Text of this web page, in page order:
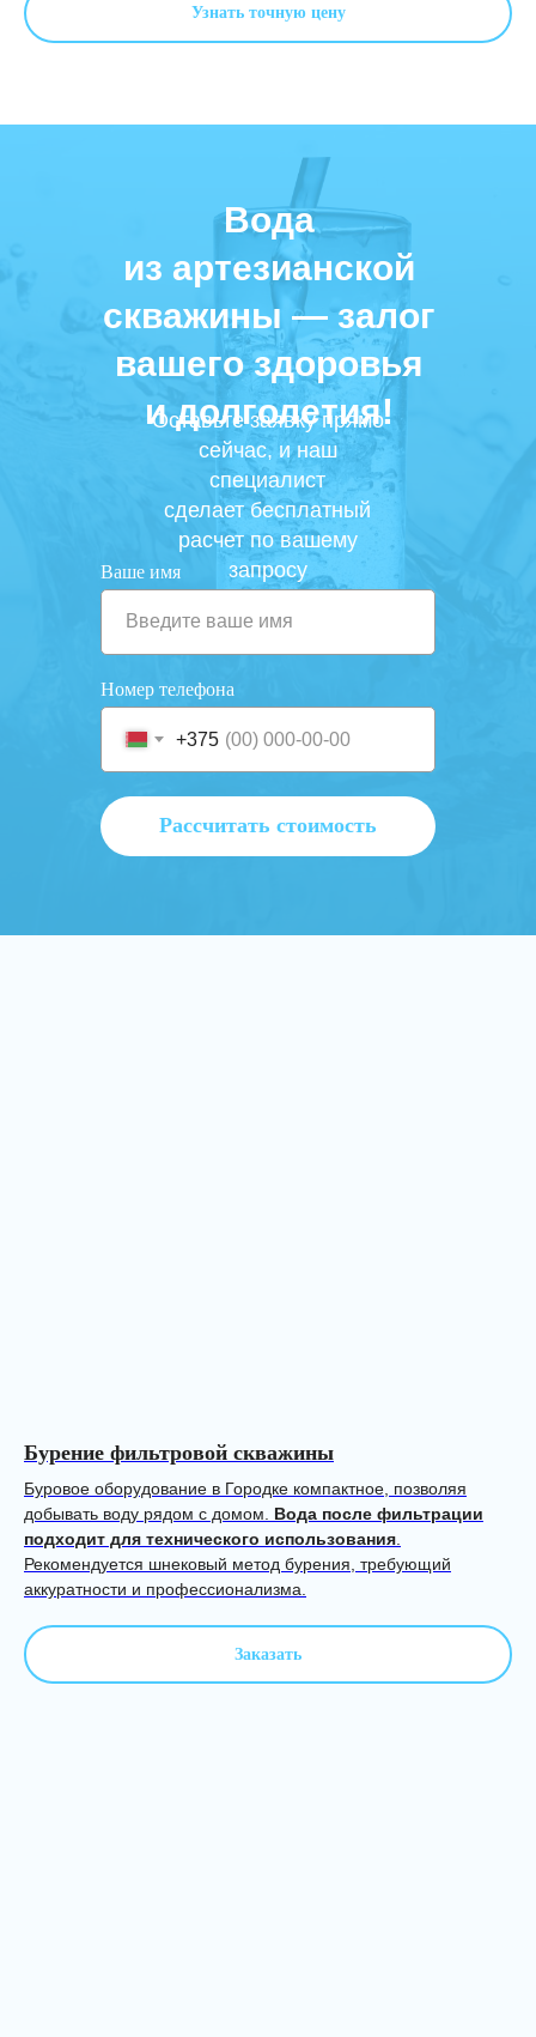
Узнать точную цену
Вода
из артезианской
скважины — залог
вашего здоровья
и долголетия!
Оставьте заявку прямо
сейчас, и наш
специалист
сделает бесплатный
расчет по вашему
запросу
Ваше имя
Номер телефона
+375
Рассчитать стоимость
Бурение фильтровой скважины
Буровое оборудование в Городке компактное, позволяя
добывать воду рядом с домом. Вода после фильтрации
подходит для технического использования
Рекомендуется шнековый метод бурения, требующий
аккуратности и профессионализма.
Заказать